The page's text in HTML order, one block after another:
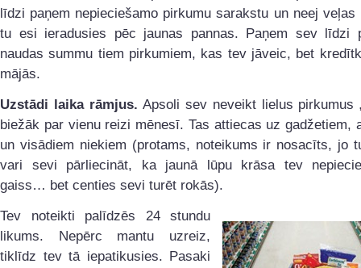
līdzi paņem nepieciešamo pirkumu sarakstu un neej veļas
tu esi ieradusies pēc jaunas pannas. Paņem sev līdzi
naudas summu tiem pirkumiem, kas tev jāveic, bet
mājās.
Uzstādi laika rāmjus.Apsoli sev neveikt lielus pirkumus
biežāk par vienu reizi mēnesī. Tas attiecas uz gadžetiem,
un visādiem niekiem (protams, noteikums ir nosacīts, jo
vari sevi pārliecināt, ka jaunā lūpu krāsa tev
gaiss… bet centies sevi turēt rokās).
Tev noteikti palīdzēs 24 stundu
likums. Nepērc mantu uzreiz,
tiklīdz tev tā iepatikusies. Pasaki